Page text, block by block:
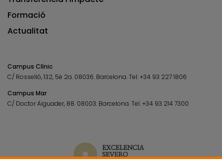
Formació
Actualitat
Campus Clínic
C/ Rosselló, 132, 5è 2a. 08036. Barcelona.Tel.+34 93 227 1806
Campus Mar
C/ Doctor Aiguader, 88. 08003. Barcelona.Tel.+34 93 214 7300